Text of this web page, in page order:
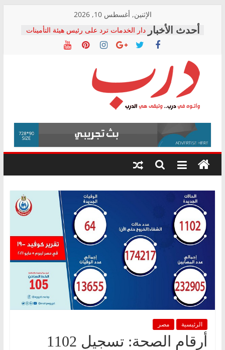
content
الإثنين, أغسطس 10, 2026
دار الخدمات ترد على رئيس هيئة التأمينات
بعد مؤتمره الصحفي: إنكار الأزمة لا ينهي
معاناة أصحاب المعاشات.. ونطالب بكشف
فرحات سليمان يكتب: القطاع الصحي إلى
أين؟
حزب التحالف الشعبي يطلق لجنة “الحق
في الصحة” بالإسكندرية لرصد الانتهاكات
ودعم المرضى
الوزاري لمدينة الصحفيين.. وانتهاء أعمال
إنشاء المبنى الإداري
المجلس القومي لحقوق الإنسان يعلن
متابعة قضية الدكتور محمد زهران.. ويؤكد:
قرينة البراءة وضمانات المحاكمة العادلة
درب
وأتوه
درب..
وتبقى
هي
الرئيسية مصر
أرقام الصحة: تسجيل 1102